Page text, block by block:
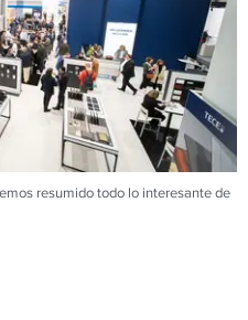
resumido todo lo interesante de